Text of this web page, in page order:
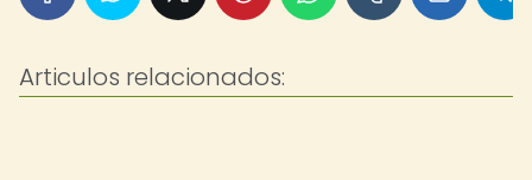
Articulos relacionados: